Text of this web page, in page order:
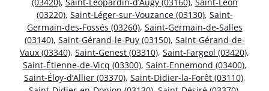
(03220), Saint-Léger-sur-Vouzance (03130), Saint-
Germain-des-Fossés (03260), Saint-Germain-de-Salles
(03140), Saint-Gérand-le-Puy (03150), Saint-Gérand-de-
Vaux (03340), Saint-Genest (03310), Saint-Fargeol (03420),
Saint-Étienne-de-Vicq (03300), Saint-Ennemond (03400),
Saint-Éloy-d’Allier (03370), Saint-Didier-la-Forêt (03110),